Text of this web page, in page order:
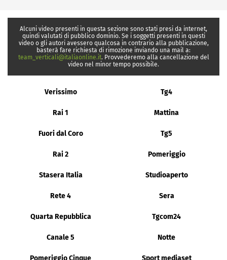
Alcuni video presenti in questa sezione sono stati presi da internet,
quindi valutati di pubblico dominio. Se i soggetti presenti in questi
video o gli autori avessero qualcosa in contrario alla pubblicazione,
basterà fare richiesta di rimozione inviando una mail a:
team_verticali@italiaonline.it. Provvederemo alla cancellazione del
video nel minor tempo possibile.
Verissimo Tg4
Rai 1 Mattina
Fuori dal Coro Tg5
Rai 2 Pomeriggio
Stasera Italia Studioaperto
Rete 4 Sera
Quarta Repubblica Tgcom24
Canale 5 Notte
Pomeriggio Cinque Sport mediaset